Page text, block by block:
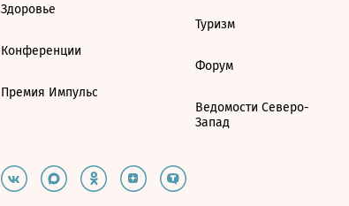
Здоровье
Конференции
Премия Импульс
Туризм
Форум
Ведомости Северо-
Запад